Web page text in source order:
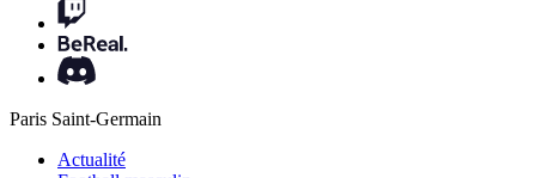
Paris Saint-Germain
Actualité